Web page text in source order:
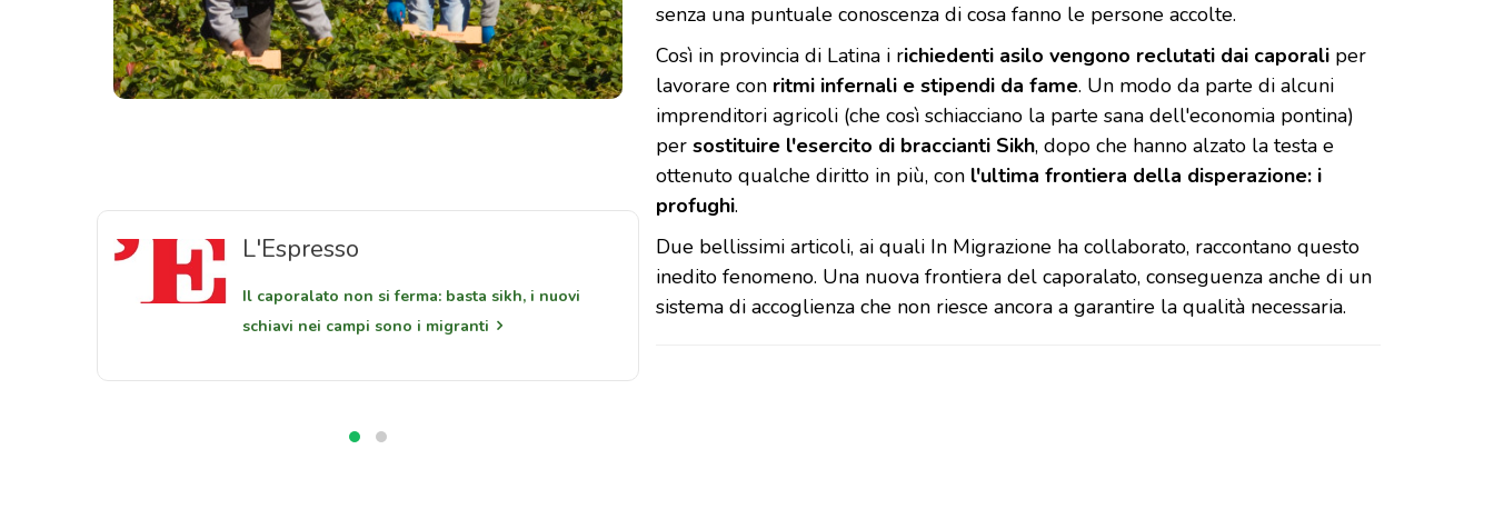
L'Espresso
Il caporalato non si ferma: basta sikh, i nuovi
schiavi nei campi sono i migranti
Avvenire
Schiavi nei campi. latina, richiedenti asilo sfuttati
senza una puntuale conoscenza di cosa fanno le persone accolte.
Così in provincia di Latina i richiedenti asilo vengono reclutati dai caporali per
lavorare con ritmi infernali e stipendi da fame. Un modo da parte di alcuni
imprenditori agricoli (che così schiacciano la parte sana dell'economia pontina)
per sostituire l'esercito di braccianti Sikh, dopo che hanno alzato la testa e
ottenuto qualche diritto in più, con l'ultima frontiera della disperazione: i
profughi.
Due bellissimi articoli, ai quali In Migrazione ha collaborato, raccontano questo
inedito fenomeno. Una nuova frontiera del caporalato, conseguenza anche di un
sistema di accoglienza che non riesce ancora a garantire la qualità necessaria.